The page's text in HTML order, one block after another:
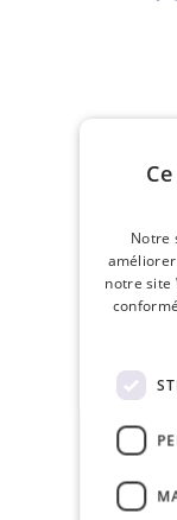
Nous
Notre
notre site